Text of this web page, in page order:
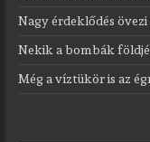
Nagy érdeklődés
Nekik a bombák
Még a víztükör is az